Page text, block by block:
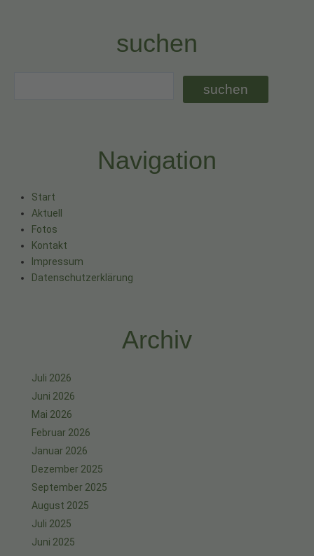
suchen
Navigation
Start
Aktuell
Fotos
Kontakt
Impressum
Datenschutzerklärung
Archiv
Juli 2026
Juni 2026
Mai 2026
Februar 2026
Januar 2026
Dezember 2025
September 2025
August 2025
Juli 2025
Juni 2025